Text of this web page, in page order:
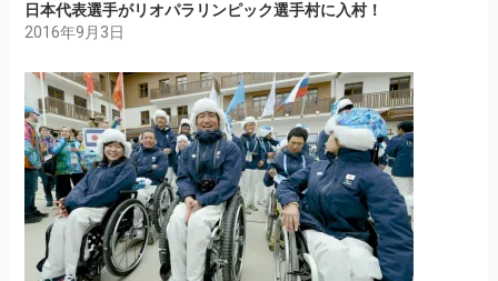
日本代表選手がリオパラリンピック選手村に入村！
2016年9月3日